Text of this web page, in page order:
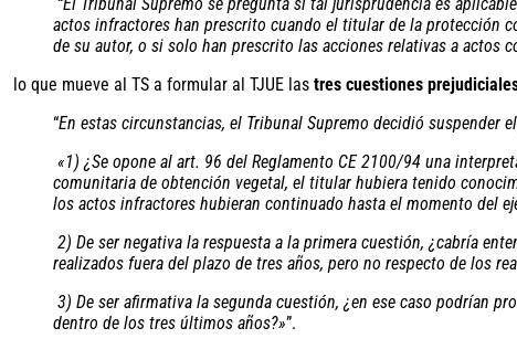
actos infractores han prescrito cuando el titular de la protección
de su autor, o si solo han prescrito las acciones relativas a actos
lo que mueve al TS a formular al TJUE las tres cuestiones
“En estas circunstancias, el Tribunal Supremo decidió
«1) ¿Se opone al art. 96 del Reglamento CE 2100/94 una
comunitaria de obtención vegetal, el titular hubiera tenido
los actos infractores hubieran continuado hasta el momento del
2) De ser negativa la respuesta a la primera cuestión, ¿cabría
realizados fuera del plazo de tres años, pero no respecto de los
3) De ser afirmativa la segunda cuestión, ¿en ese caso podrían
dentro de los tres últimos años?»”.